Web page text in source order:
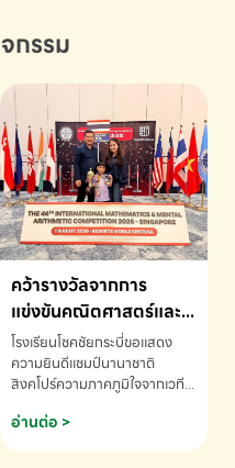
กรรม
คว้ารางวัลจากการ
แข่งขันคณิตศาสตร์และ
คณิตคิดเร็วนานาชาติ
ครั้งที่ 46 ประจำปี 2569
ณ ประเทศสิงคโปร์
โรงเรียนโชคชัยกระบี่ขอแสดง
ความยินดีแชมป์นานาชาติ
สิงคโปร์ความภาคภูมิใจจากเวที
ด.ช.พัทธนันท์ พรหมพันธ์ ชั้น
อนุบาล EP K3 โรงเรียนโชคชัย
อ่านต่อ >